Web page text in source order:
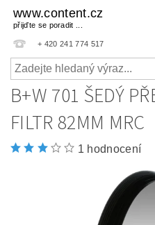
www.content.cz
přijďte se poradit ...
+ 420 241 774 517
B+W 701 ŠEDÝ
FILTR 82MM MRC
1 hodnocení